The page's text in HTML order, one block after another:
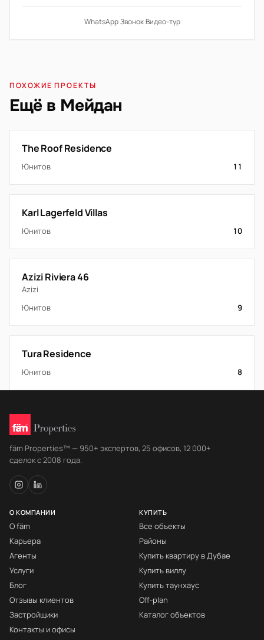
WhatsApp·Звонок·Видео-тур
ПОХОЖИЕ ПРОЕКТЫ
Ещё в Мейдан
The Roof Residence
Юнитов 11
Karl Lagerfeld Villas
Юнитов 10
Azizi Riviera 46
Azizi
Юнитов
9
Tura Residence
Юнитов 8
fäm Properties™ — 950+ экспертов, 25 офисов, 12 000+
сделок с 2008 года.
О КОМПАНИИ
О fäm
Карьера
Агенты
Услуги
Блог
Отзывы клиентов
Застройщики
Контакты и офисы
КУПИТЬ
Все объекты
Районы
Купить квартиру в Дубае
Купить виллу
Купить таунхаус
Off-plan
Каталог объектов